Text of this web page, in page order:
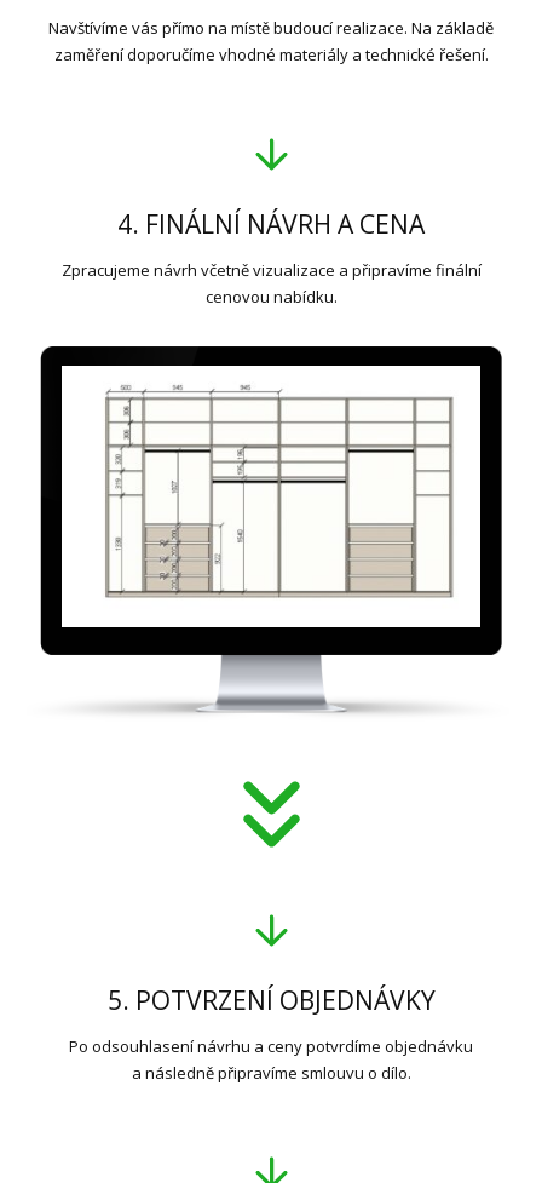
Navštívíme vás přímo na místě budoucí realizace. Na základě
zaměření doporučíme vhodné materiály a technické řešení.
4. FINÁLNÍ NÁVRH A CENA
Zpracujeme návrh včetně vizualizace a připravíme finální
cenovou nabídku.
5. POTVRZENÍ OBJEDNÁVKY
Po odsouhlasení návrhu a ceny potvrdíme objednávku
a následně připravíme smlouvu o dílo.